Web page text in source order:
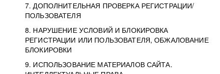
7. ДОПОЛНИТЕЛЬНАЯ ПРОВЕРКА РЕГИСТРАЦИИ/
ПОЛЬЗОВАТЕЛЯ
8. НАРУШЕНИЕ УСЛОВИЙ И БЛОКИРОВКА
РЕГИСТРАЦИИ ИЛИ ПОЛЬЗОВАТЕЛЯ, ОБЖАЛОВАНИЕ
БЛОКИРОВКИ
9. ИСПОЛЬЗОВАНИЕ МАТЕРИАЛОВ САЙТА.